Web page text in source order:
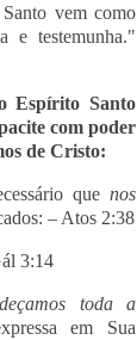
vem como
e testemunha."
Espírito Santo
com poder
de Cristo:
que nos
– Atos 2:38
3:14
toda a
em Sua